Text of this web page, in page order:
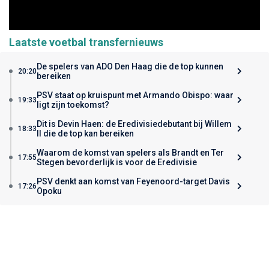
Laatste voetbal transfernieuws
20:20De spelers van ADO Den Haag die de top kunnen
bereiken
19:33 PSV staat op kruispunt met Armando Obispo: waar
ligt zijn toekomst?
18:33 Dit is Devin Haen: de Eredivisiedebutant bij Willem
II die de top kan bereiken
17:55Waarom de komst van spelers als Brandt en Ter
Stegen bevorderlijk is voor de Eredivisie
17:26 PSV denkt aan komst van Feyenoord-target Davis
Opoku